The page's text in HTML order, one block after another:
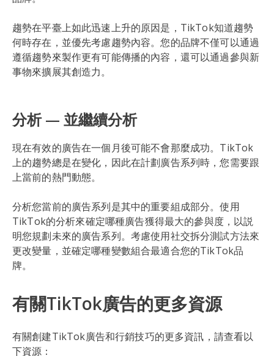
趨勢在平臺上如此迅速上升的原因是，TikTok知道趨勢
何時存在，並優先考慮趨勢內容。您的品牌不僅可以通過
遵循趨勢來製作更有可能傳播的內容，還可以通過參與新
事物來擴展其創造力。
分析 — 並繼續分析
現在有效的廣告在一個月後可能不會那麼成功。TikTok
上的趨勢總是在變化，因此在計劃廣告系列時，您需要跟
上當前的熱門動態。
分析您當前的廣告系列是其中的重要組成部分。使用
TikTok的分析來確定哪種廣告獲得最大的參與度，以説
明您規劃未來的廣告系列。考慮使用社交拆分測試方法來
更改變量，並確定哪種變數組合最適合您的TikTok品
牌。
有關TikTok廣告的更多資源
有關創建TikTok廣告和行銷技巧的更多資訊，請查看以
下資源：